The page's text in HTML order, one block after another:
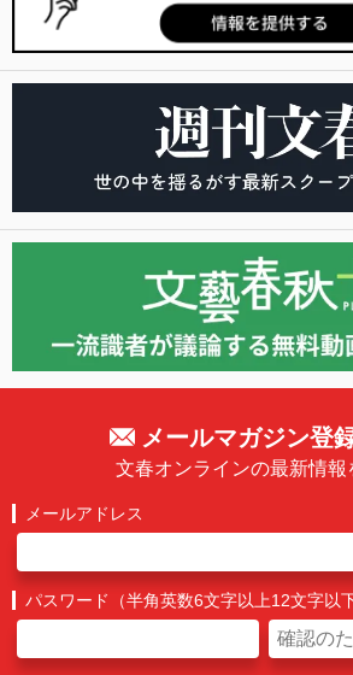
メールマガジン登
文春オンラインの最新情報
メールアドレス
パスワード（半角英数6文字以上12文字以下